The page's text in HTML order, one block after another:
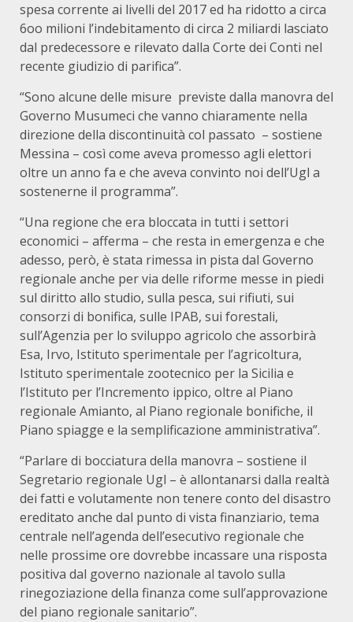
spesa corrente ai livelli del 2017 ed ha ridotto a circa
6oo milioni l’indebitamento di circa 2 miliardi lasciato
dal predecessore e rilevato dalla Corte dei Conti nel
recente giudizio di parifica”.
“Sono alcune delle misure previste dalla manovra del
Governo Musumeci che vanno chiaramente nella
direzione della discontinuità col passato – sostiene
Messina – così come aveva promesso agli elettori
oltre un anno fa e che aveva convinto noi dell’Ugl a
sostenerne il programma”.
“Una regione che era bloccata in tutti i settori
economici – afferma – che resta in emergenza e che
adesso, però, è stata rimessa in pista dal Governo
regionale anche per via delle riforme messe in piedi
sul diritto allo studio, sulla pesca, sui rifiuti, sui
consorzi di bonifica, sulle IPAB, sui forestali,
sull’Agenzia per lo sviluppo agricolo che assorbirà
Esa, Irvo, Istituto sperimentale per l’agricoltura,
Istituto sperimentale zootecnico per la Sicilia e
l’Istituto per l’Incremento ippico, oltre al Piano
regionale Amianto, al Piano regionale bonifiche, il
Piano spiagge e la semplificazione amministrativa”.
“Parlare di bocciatura della manovra – sostiene il
Segretario regionale Ugl – è allontanarsi dalla realtà
dei fatti e volutamente non tenere conto del disastro
ereditato anche dal punto di vista finanziario, tema
centrale nell’agenda dell’esecutivo regionale che
nelle prossime ore dovrebbe incassare una risposta
positiva dal governo nazionale al tavolo sulla
rinegoziazione della finanza come sull’approvazione
del piano regionale sanitario”.